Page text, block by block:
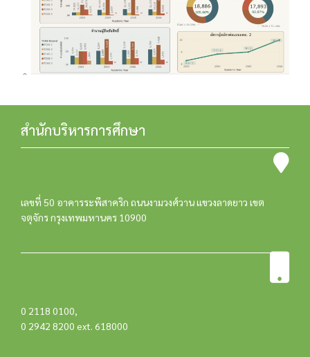
สำนักบริหารการศึกษา
เลขที่ 50 อาคารระพีสาคริก ถนนงามวงศ์วาน แขวงลาดยาว เขต
จตุจักร กรุงเทพมหานคร 10900
0 2118 0100,
0 2942 8200 ext. 618000